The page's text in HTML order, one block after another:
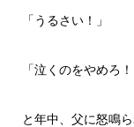
「うるさい！」
「泣くのをやめろ！
と年中、父に怒鳴